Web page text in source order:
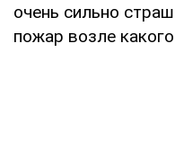
очень сильно
пожар возле